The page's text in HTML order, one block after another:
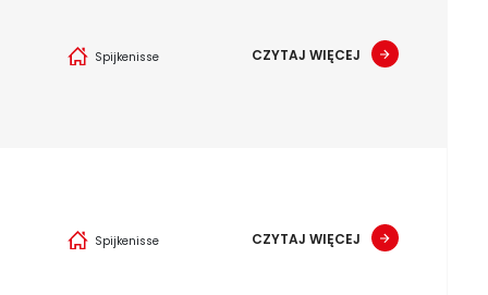
Spijkenisse CZYTAJ WIĘCEJ
Spijkenisse CZYTAJ WIĘCEJ